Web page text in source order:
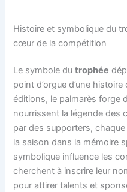
Histoire et symbolique du
cœur de la compétition
Le symbole dutrophée
point d’orgue d’une
éditions, le palmarès forge
nourrissent la légende des
par des supporters,
la saison dans la mémoire
symbolique influence les
cherchent à inscrire leur
pour attirer talents et